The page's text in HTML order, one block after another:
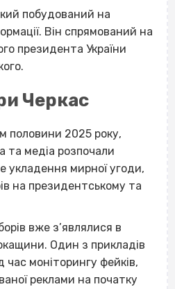
побудований на
Він спрямований на
президента України
Черкас
половини 2025 року,
та медіа розпочали
укладення мирної угоди,
на президентському та
вже з’являлися в
Один з прикладів
час моніторингу фейків,
реклами на початку